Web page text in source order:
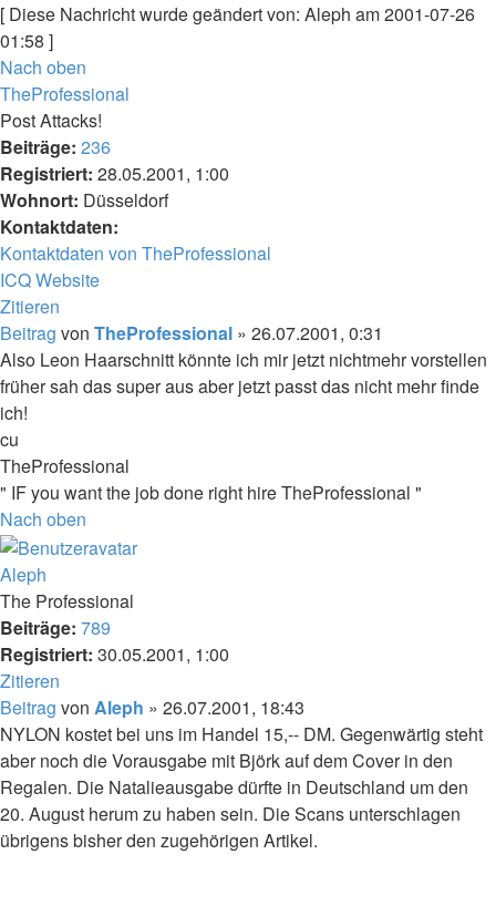
[ Diese Nachricht wurde geändert von: Aleph am 2001-07-26
01:58 ]
Nach oben
TheProfessional
Post Attacks!
Beiträge: 236
Registriert: 28.05.2001, 1:00
Wohnort: Düsseldorf
Kontaktdaten:
Kontaktdaten von TheProfessional
ICQWebsite
Zitieren
Beitrag von TheProfessional » 26.07.2001, 0:31
Also Leon Haarschnitt könnte ich mir jetzt nichtmehr vorstellen
früher sah das super aus aber jetzt passt das nicht mehr finde
ich!
cu
TheProfessional
" IF you want the job done right hire TheProfessional "
Nach oben
Aleph
The Professional
Beiträge: 789
Registriert: 30.05.2001, 1:00
Zitieren
Beitrag von Aleph » 26.07.2001, 18:43
NYLON kostet bei uns im Handel 15,-- DM. Gegenwärtig steht
aber noch die Vorausgabe mit Björk auf dem Cover in den
Regalen. Die Natalieausgabe dürfte in Deutschland um den
20. August herum zu haben sein. Die Scans unterschlagen
übrigens bisher den zugehörigen Artikel.